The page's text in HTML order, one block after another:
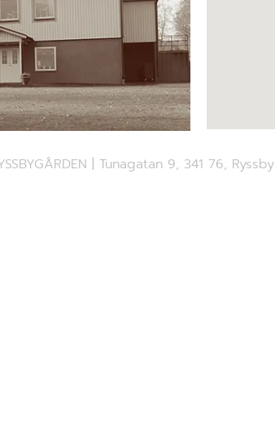
| Tunagatan 9, 341 76, Ryssby